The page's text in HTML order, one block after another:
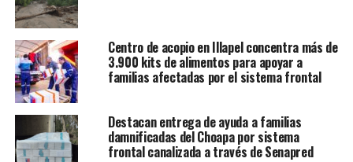
Centro de acopio en Illapel concentra más de
3.900 kits de alimentos para apoyar a
familias afectadas por el sistema frontal
Destacan entrega de ayuda a familias
damnificadas del Choapa por sistema
frontal canalizada a través de Senapred